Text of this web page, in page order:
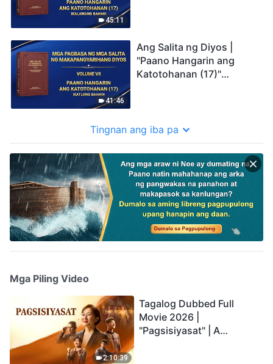
45:11
41:46
Ang Salita ng Diyos |
"Paano Hangarin ang
Katotohanan (17)"
Tingnan ang iba pa
Mga Piling Video
2:10:39
Tagalog Dubbed Full
Movie 2026 |
"Pagsisiyasat" | A